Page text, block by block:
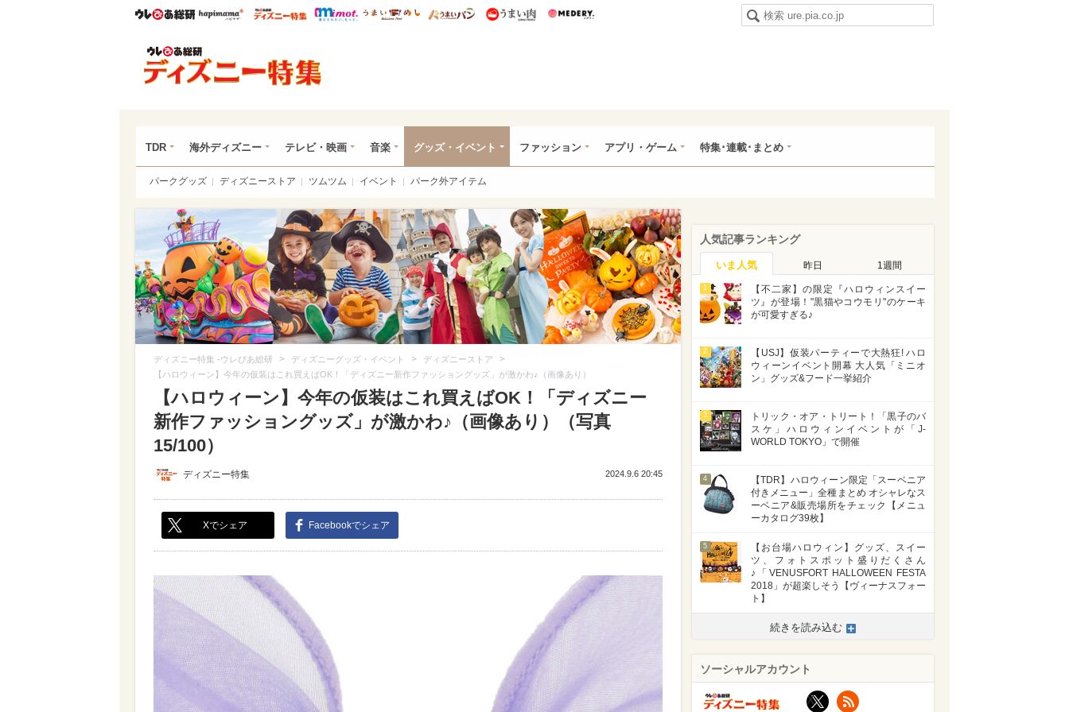
ウレぴあ総研ハピママ* ウレぴあ総研 ディズニー特集
mimot. うまいめし うまいパン うまい肉
TDR 海外ディズニー テレビ・映画 音楽 グッズ・イベント ファッション アプリ・ゲーム 特集･連載･まとめ
パークグッズ ディズニーストア ツムツム イベント パーク外アイテム
ディズニー特集 -ウレぴあ総研 > ディズニーグッズ・イベント > ディズニーストア >
【ハロウィーン】今年の仮装はこれ買えばOK！「ディズニー新作ファッショングッズ」が激かわ♪（画像あり）
【ハロウィーン】今年の仮装はこれ買えばOK！「ディズニー
新作ファッショングッズ」が激かわ♪（画像あり）（写真
15/100）
ディズニー特集 2024.9.6 20:45
Xでシェア Facebookでシェア
人気記事ランキング
いま人気 昨日 1週間
1
【不二家】の限定『ハロウィンスイー
ツ』が登場！"黒猫やコウモリ"のケーキ
が可愛すぎる♪
2
【USJ】仮装パーティーで大熱狂! ハロ
ウィーンイベント開幕 大人気「ミニオ
ン」グッズ&フード一挙紹介
3
トリック・オア・トリート！「黒子のバ
スケ」ハロウィンイベントが「J-
WORLD TOKYO」で開催
4
【TDR】ハロウィーン限定「スーベニア
付きメニュー」全種まとめ オシャレなス
ーベニア&販売場所をチェック【メニュ
ーカタログ39枚】
5
【お台場ハロウィン】グッズ、スイー
ツ、フォトスポット盛りだくさん
♪「VENUSFORT HALLOWEEN FESTA
2018」が超楽しそう【ヴィーナスフォー
ト】
続きを読み込む
ソーシャルアカウント
X